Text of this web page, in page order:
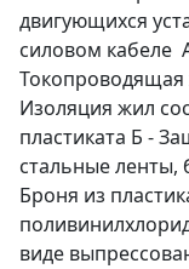
двигующихся
силовом кабеле
Изоляция жил
пластиката Б -
стальные
Броня из
виде